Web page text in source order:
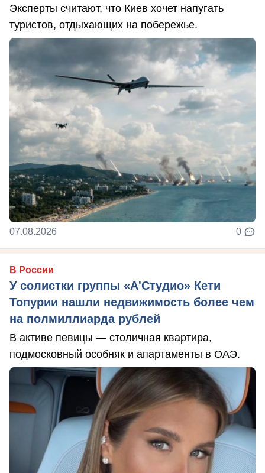
Эксперты считают, что Киев хочет напугать
туристов, отдыхающих на побережье.
07.08.2026 0
В России
У солистки группы «А'Студио» Кети
Топурии нашли недвижимость более чем
на полмиллиарда рублей
В активе певицы — столичная квартира,
подмосковный особняк и апартаменты в ОАЭ.